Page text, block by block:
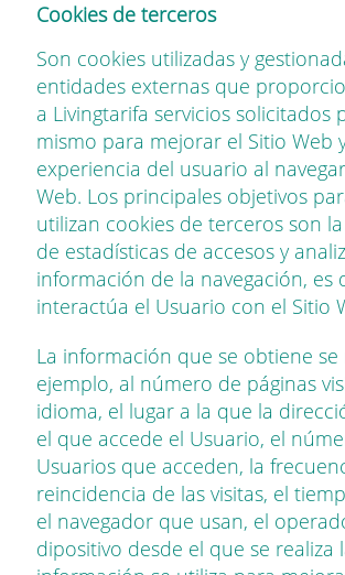
Cookies de terceros
Son cookies utilizadas y
entidades externas que
a Livingtarifa servicios solicitados
mismo para mejorar el Sitio Web
experiencia del usuario al
Web. Los principales objetivos
utilizan cookies de terceros son
de estadísticas de accesos y
información de la navegación, es
interactúa el Usuario con el Sitio
La información que se obtiene
ejemplo, al número de páginas
idioma, el lugar a la que la
el que accede el Usuario, el
Usuarios que acceden, la
reincidencia de las visitas, el
el navegador que usan, el
dipositivo desde el que se realiza